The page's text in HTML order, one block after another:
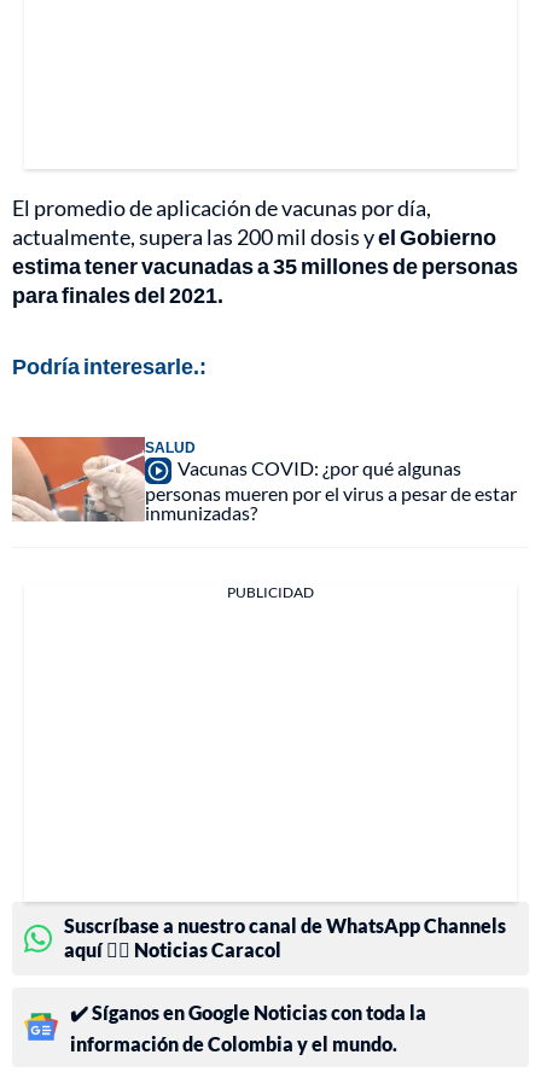
El promedio de aplicación de vacunas por día,
actualmente, supera las 200 mil dosis yel Gobierno
estima tener vacunadas a 35 millones de personas
para finales del 2021.
Podría interesarle.:
SALUD
Vacunas COVID: ¿por qué algunas
personas mueren por el virus a pesar de estar
inmunizadas?
PUBLICIDAD
Suscríbase a nuestro canal de WhatsApp Channels
aquí 👉🏻 Noticias Caracol
✔️ Síganos en Google Noticias con toda la
información de Colombia y el mundo.